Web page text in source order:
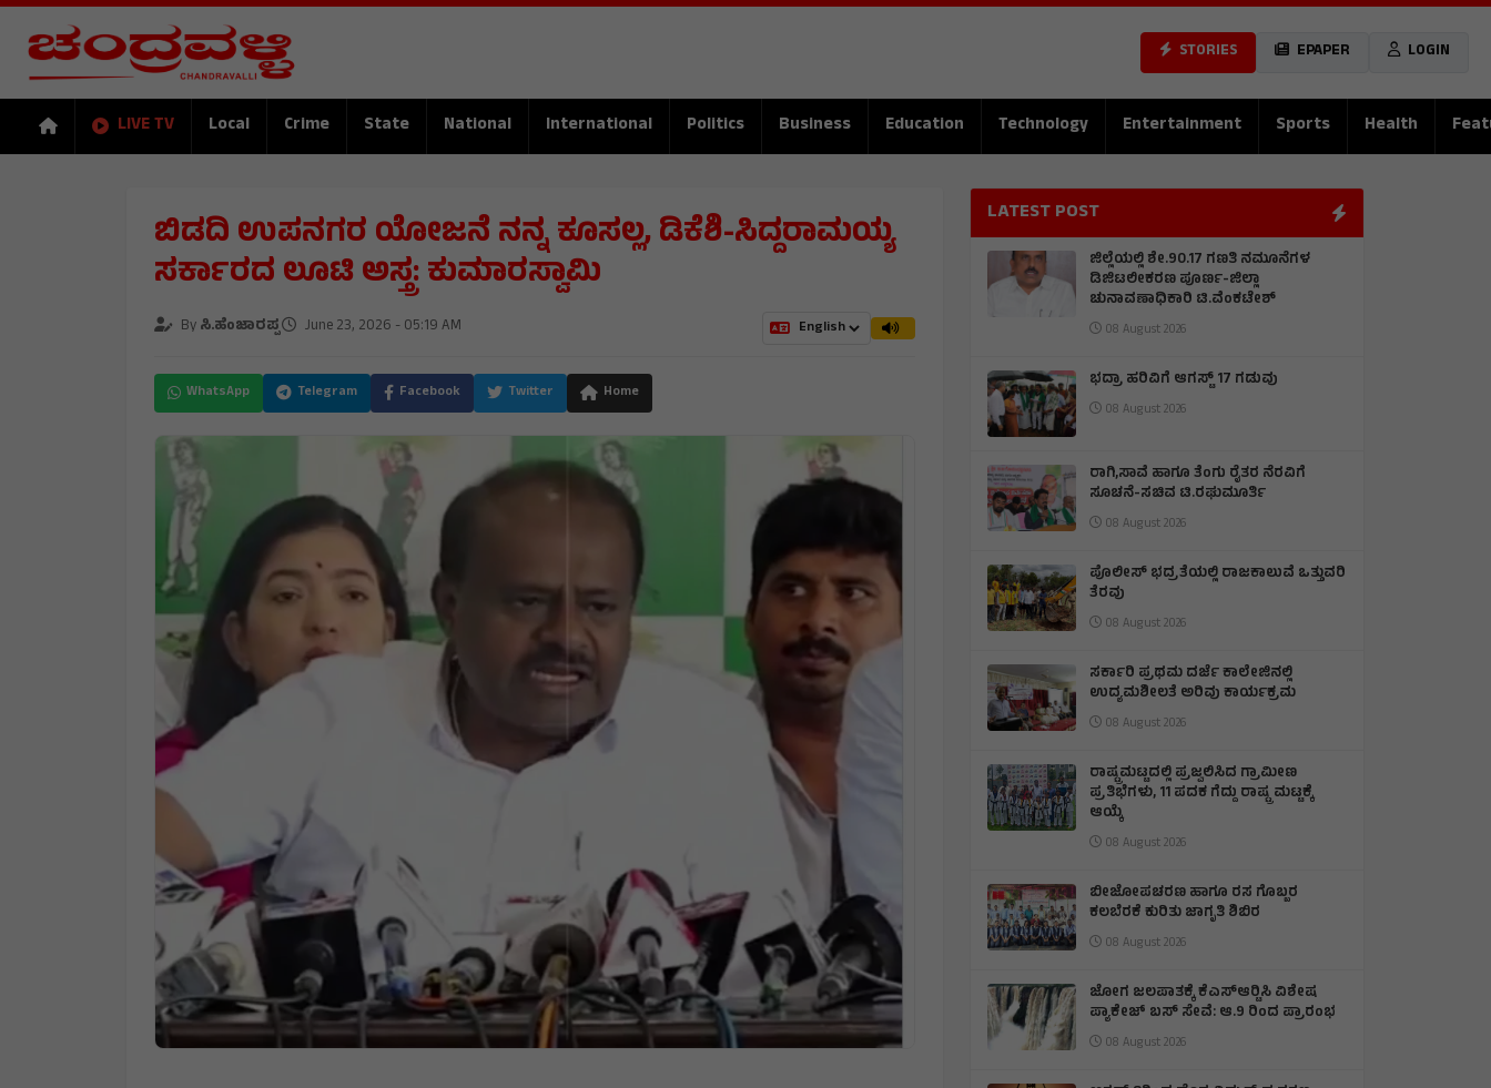
STORIES EPAPER LOGIN
LIVE TV Local Crime State National International Politics Business Education Technology Entertainment Sports Health
ಬಿಡದಿ ಉಪನಗರ ಯೋಜನೆ ನನ್ನ ಕೂಸಲ್ಲ, ಡಿಕೆಶಿ-ಸಿದ್ದರಾಮಯ್ಯ
ಸರ್ಕಾರದ ಲೂಟಿ ಅಸ್ತ್ರ: ಕುಮಾರಸ್ವಾಮಿ
Byಸಿ.ಹೆಂಜಾರಪ್ಪ June 23, 2026 - 05:19 AM
WhatsApp Telegram Facebook Twitter Home
LATEST POST
ಜಿಲ್ಲೆಯಲ್ಲಿ ಶೇ.90.17 ಗಣತಿ ನಮೂನೆಗಳ
ಡಿಜಿಟಲೀಕರಣ ಪೂರ್ಣ-ಜಿಲ್ಲಾ
ಚುನಾವಣಾಧಿಕಾರಿ ಟಿ.ವೆಂಕಟೇಶ್
08 August 2026
ಭದ್ರಾ ಹರಿವಿಗೆ ಆಗಸ್ಟ್ 17 ಗಡುವು
08 August 2026
ರಾಗಿ,ಸಾವೆ ಹಾಗೂ ತೆಂಗು ರೈತರ ನೆರವಿಗೆ
ಸೂಚನೆ-ಸಚಿವ ಟಿ.ರಘುಮೂರ್ತಿ
08 August 2026
ಪೊಲೀಸ್ ಭದ್ರತೆಯಲ್ಲಿ ರಾಜಕಾಲುವೆ ಒತ್ತುವರಿ
ತೆರವು
08 August 2026
ಸರ್ಕಾರಿ ಪ್ರಥಮ ದರ್ಜೆ ಕಾಲೇಜಿನಲ್ಲಿ
ಉದ್ಯಮಶೀಲತೆ ಅರಿವು ಕಾರ್ಯಕ್ರಮ
08 August 2026
ರಾಷ್ಟ್ರಮಟ್ಟದಲ್ಲಿ ಪ್ರಜ್ವಲಿಸಿದ ಗ್ರಾಮೀಣ
ಪ್ರತಿಭೆಗಳು, 11 ಪದಕ ಗೆದ್ದು ರಾಷ್ಟ್ರ ಮಟ್ಟಕ್ಕೆ
ಆಯ್ಕೆ
08 August 2026
ಬೀಜೋಪಚರಣ ಹಾಗೂ ರಸ ಗೊಬ್ಬರ
ಕಲಬೆರಕೆ ಕುರಿತು ಜಾಗೃತಿ ಶಿಬಿರ
08 August 2026
ಜೋಗ ಜಲಪಾತಕ್ಕೆ ಕೆಎಸ್‍ಆರ್‍ಟಿಸಿ ವಿಶೇಷ
ಪ್ಯಾಕೇಜ್ ಬಸ್ ಸೇವೆ: ಆ.9 ರಿಂದ ಪ್ರಾರಂಭ
08 August 2026